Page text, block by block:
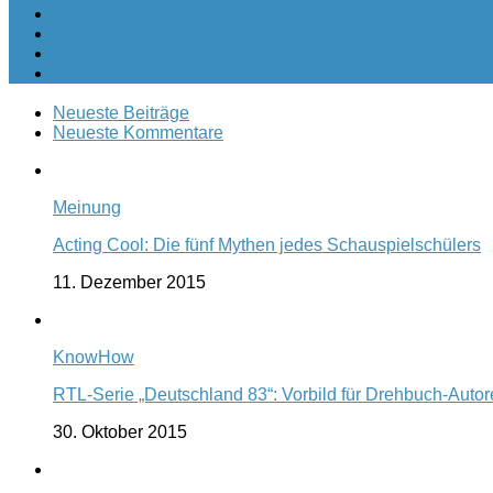
Neueste Beiträge
Neueste Kommentare
Meinung
Acting Cool: Die fünf Mythen jedes Schauspielschülers
11. Dezember 2015
KnowHow
RTL-Serie „Deutschland 83“: Vorbild für Drehbuch-
30. Oktober 2015